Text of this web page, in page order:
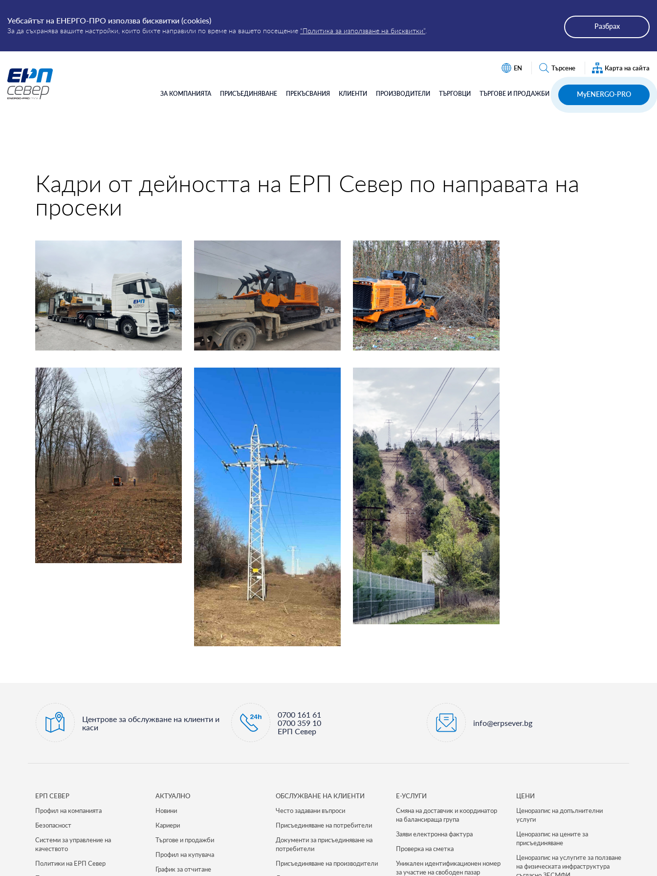
Уебсайтът на ЕНЕРГО-ПРО използва бисквитки (cookies)
За да съхранява вашите настройки, които бихте направили по време на вашето посещение “Политика за използване на бисквитки”
Разбрах
Въведете дума или фраза
Търсене
Energo-
EN Търсене Карта на сайта
ЗА КОМПАНИЯТА ПРИСЪЕДИНЯВАНЕ ПРЕКЪСВАНИЯ КЛИЕНТИ ПРОИЗВОДИТЕЛИ ТЪРГОВЦИ ТЪРГОВЕ И ПРОДАЖБИ MyENERGO-PRO
Кадри от дейността на ЕРП Север по направата на
просеки
Центрове за обслужване на клиенти и
каси
0700 161 61
0700 359 10
ЕРП Север
info@erpsever.bg
ЕРП СЕВЕР
Профил на компанията
Безопасност
Системи за управление на
качеството
Политики на ЕРП Север
АКТУАЛНО
Новини
Кариери
Търгове и продажби
Профил на купувача
График за отчитане
ОБСЛУЖВАНЕ НА КЛИЕНТИ
Често задавани въпроси
Присъединяване на потребители
Документи за присъединяване на
потребители
Присъединяване на производители
Е-УСЛУГИ
Смяна на доставчик и координатор
на балансираща група
Заяви електронна фактура
Проверка на сметка
Уникален идентификационен номер
за участие на свободен пазар
ЦЕНИ
Ценоразпис на допълнителни
услуги
Ценоразпис на цените за
присъединяване
Ценоразпис на услугите за ползване
на физическата инфраструктура